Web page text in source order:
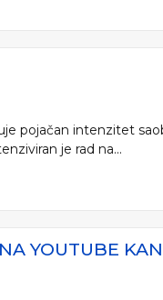
pojačan intenzitet
je rad na...
YOUTUBE